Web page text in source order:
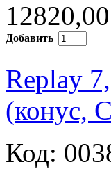
Добавить
Replay
(конус,
Код: